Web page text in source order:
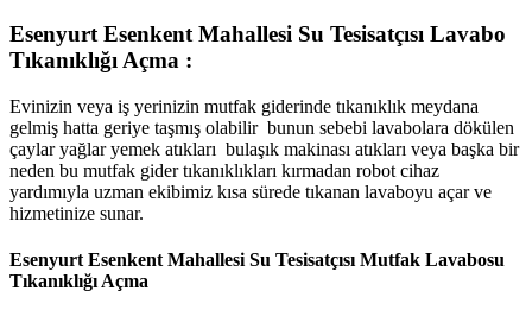
Esenyurt Esenkent Mahallesi Su Tesisatçısı Lavabo
Tıkanıklığı Açma :
Evinizin veya iş yerinizin mutfak giderinde tıkanıklık meydana
gelmiş hatta geriye taşmış olabilir bunun sebebi lavabolara dökülen
çaylar yağlar yemek atıkları bulaşık makinası atıkları veya başka bir
neden bu mutfak gider tıkanıklıkları kırmadan robot cihaz
yardımıyla uzman ekibimiz kısa sürede tıkanan lavaboyu açar ve
hizmetinize sunar.
Esenyurt Esenkent Mahallesi Su Tesisatçısı Mutfak Lavabosu
Tıkanıklığı Açma